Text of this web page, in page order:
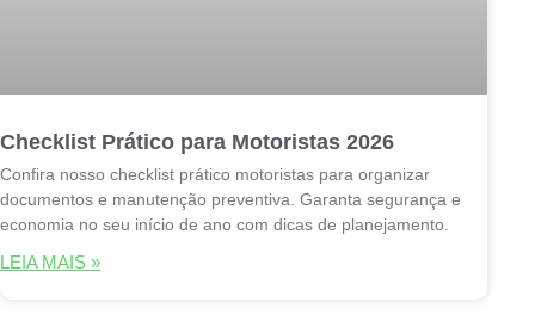
Checklist Prático para Motoristas 2026
Confira nosso checklist prático motoristas para organizar
documentos e manutenção preventiva. Garanta segurança e
economia no seu início de ano com dicas de planejamento.
LEIA MAIS »